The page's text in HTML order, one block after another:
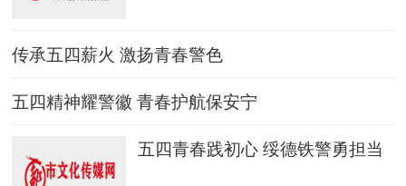
传承五四薪火 激扬青春警色
五四精神耀警徽 青春护航保安宁
五四青春践初心 绥德铁警勇担当